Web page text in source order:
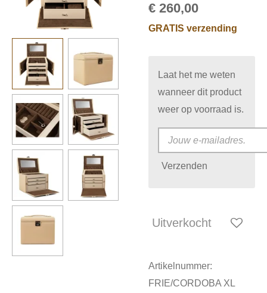
€ 260,00
GRATIS verzending
Laat het me weten
wanneer dit product
weer op voorraad is.
Verzenden
Uitverkocht
Artikelnummer:
FRIE/CORDOBA XL